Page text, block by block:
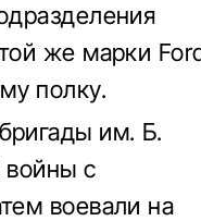
же марки
полку.
им. Б.
войны с
воевали на